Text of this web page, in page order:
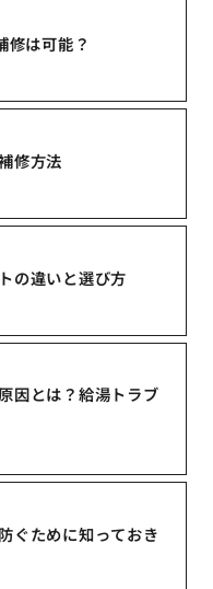
修は可能？
修方法
の違いと選び方
因とは？給湯トラブ
ぐために知っておき